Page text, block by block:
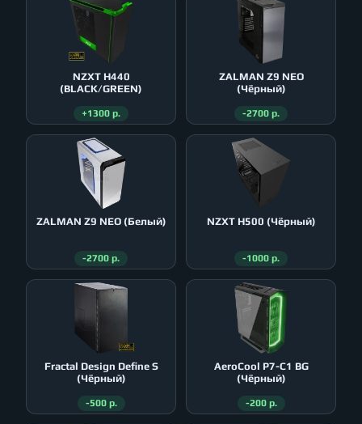
NZXT H440
(BLACK/GREEN)
+1300 р.
ZALMAN Z9 NEO
(Чёрный)
-2700 р.
ZALMAN Z9 NEO (Белый)
-2700 р.
NZXT H500 (Чёрный)
-1000 р.
Fractal Design Define S
(Чёрный)
-500 р.
AeroСool P7-C1 BG
(Чёрный)
-200 р.